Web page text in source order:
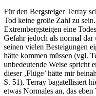
Für den Bergsteiger Terray
Tod keine große Zahl zu
Extrembergsteigen eine
Gefahr jedoch als normal dar
seinen vielen Besteigungen
hätte kommen müssen (vgl.
unbedeutende Weise spricht
dieser ‚Flüge’ hätte mir
S. 51). Terray bagatellisiert
etwas Normales an, das